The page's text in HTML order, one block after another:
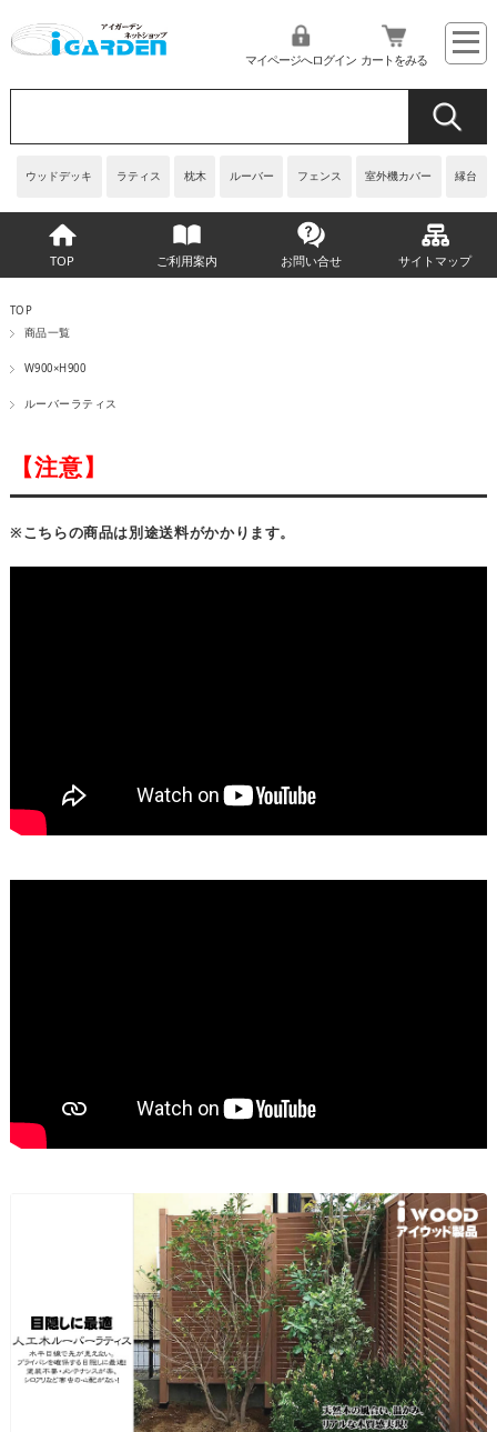
ウッドデッキ ラティス 枕木 ルーバー フェンス 室外機カバー 縁台
マイページへログイン カートをみる
TOP ご利用案内 お問い合せ サイトマップ
TOP
商品一覧
W900×H900
ルーバーラティス
【注意】
※こちらの商品は別途送料がかかります。